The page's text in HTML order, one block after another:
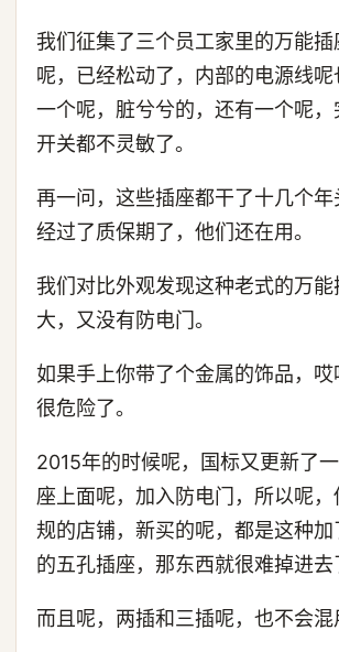
我们征集了三个员工家里的万能
呢，已经松动了，内部的电源线
一个呢，脏兮兮的，还有一个呢，
开关都不灵敏了。
再一问，这些插座都干了十几个
经过了质保期了，他们还在用。
我们对比外观发现这种老式的万能
大，又没有防电门。
如果手上你带了个金属的饰品，
很危险了。
2015年的时候呢，国标又更新了
座上面呢，加入防电门，所以呢
规的店铺，新买的呢，都是这种
的五孔插座，那东西就很难掉进去
而且呢，两插和三插呢，也不会混